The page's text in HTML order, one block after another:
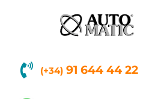
(+34) 91 644 44 22